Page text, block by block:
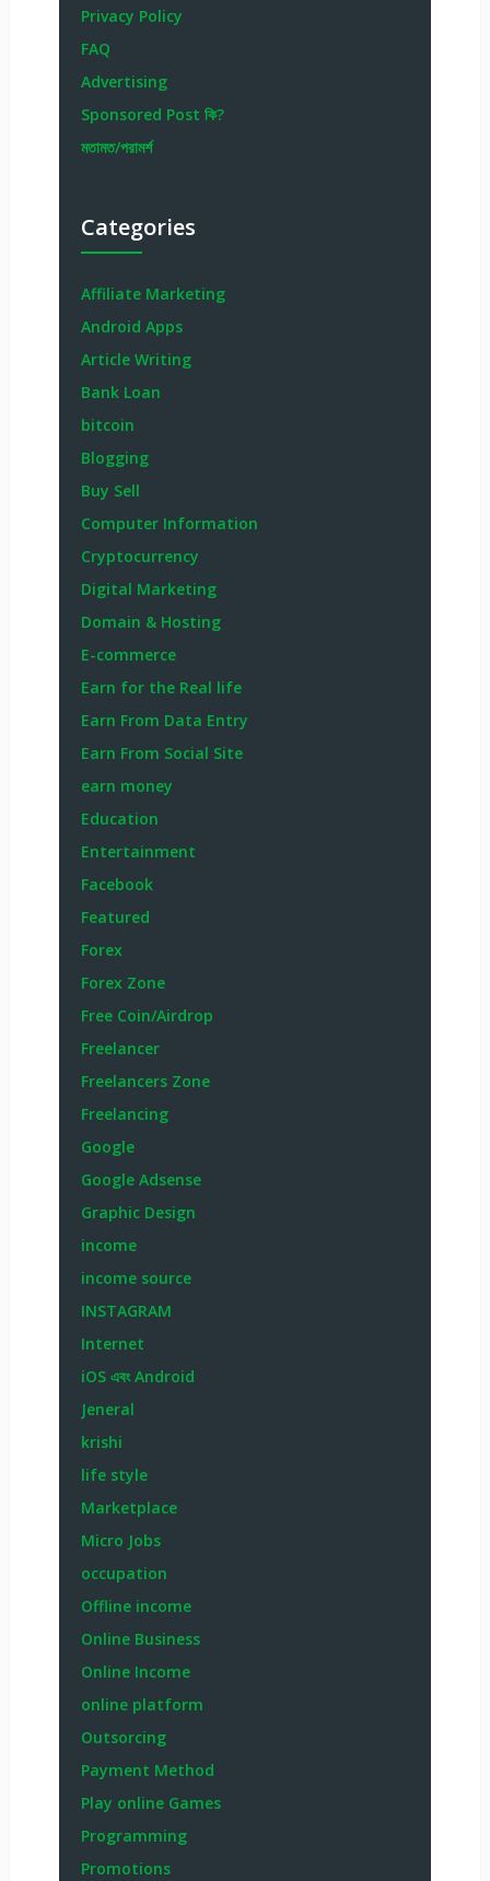
Privacy Policy
FAQ
Advertising
Sponsored Post কি?
মতামত/পরামর্শ
Categories
Affiliate Marketing
Android Apps
Article Writing
Bank Loan
bitcoin
Blogging
Buy Sell
Computer Information
Cryptocurrency
Digital Marketing
Domain & Hosting
E-commerce
Earn for the Real life
Earn From Data Entry
Earn From Social Site
earn money
Education
Entertainment
Facebook
Featured
Forex
Forex Zone
Free Coin/Airdrop
Freelancer
Freelancers Zone
Freelancing
Google
Google Adsense
Graphic Design
income
income source
INSTAGRAM
Internet
iOS এবং Android
Jeneral
krishi
life style
Marketplace
Micro Jobs
occupation
Offline income
Online Business
Online Income
online platform
Outsorcing
Payment Method
Play online Games
Programming
Promotions